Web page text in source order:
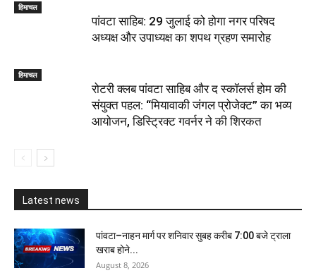
हिमाचल
पांवटा साहिब: 29 जुलाई को होगा नगर परिषद
अध्यक्ष और उपाध्यक्ष का शपथ ग्रहण समारोह
हिमाचल
​रोटरी क्लब पांवटा साहिब और द स्कॉलर्स होम की
संयुक्त पहल: “मियावाकी जंगल प्रोजेक्ट” का भव्य
आयोजन, डिस्ट्रिक्ट गवर्नर ने की शिरकत
Latest news
पांवटा–नाहन मार्ग पर शनिवार सुबह करीब 7:00 बजे ट्राला
खराब होने...
August 8, 2026